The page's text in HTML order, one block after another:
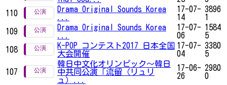
110
Drama Original Sounds Korea
17-07-
14
3896
1
109
Drama Original Sounds Korea
17-07-
06
1584
5
108
K-POP コンテスト2017 日本全国
大会開催
17-07-
04
3380
5
107
韓日中文化オリンピック～韓日
中共同公演「流留（リュリ
ュ）...
17-06-
26
2980
0